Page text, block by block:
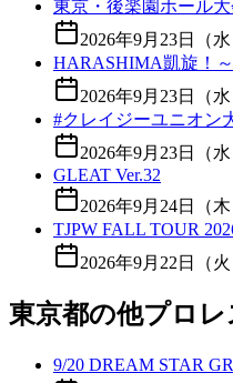
東京・後楽園ホール大
2026年9月23日（水
HARASHIMA凱旋！
2026年9月23日（水
#クレイジーユニオン
2026年9月23日（水
GLEAT Ver.32
2026年9月24日（木
TJPW FALL TOUR
2026年9月22日（火
東京都の他プロレ
9/20 DREAM STAR